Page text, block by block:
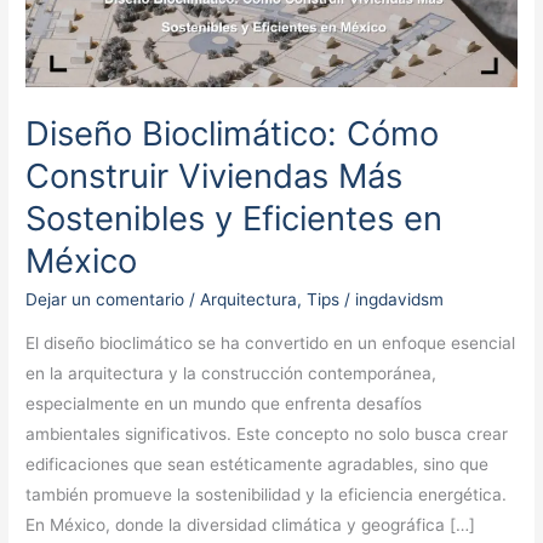
Diseño Bioclimático: Cómo
Construir Viviendas Más
Sostenibles y Eficientes en
México
Dejar un comentario /Arquitectura,Tips / ingdavidsm
El diseño bioclimático se ha convertido en un enfoque esencial
en la arquitectura y la construcción contemporánea,
especialmente en un mundo que enfrenta desafíos
ambientales significativos. Este concepto no solo busca crear
edificaciones que sean estéticamente agradables, sino que
también promueve la sostenibilidad y la eficiencia energética.
En México, donde la diversidad climática y geográfica […]
Cómo
Construir
Viviendas
Sostenibles
y
Eficientes
en
México